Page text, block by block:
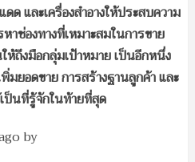
และเครื่องสำอางให้ประสบความ
าช่องทางที่เหมาะสมในการขาย
ถึงมือกลุ่มเป้าหมาย เป็นอีกหนึ่ง
มยอดขาย การสร้างฐานลูกค้า และ
ป็นที่รู้จักในท้ายที่สุด
by